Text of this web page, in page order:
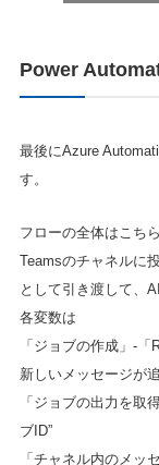
Power
最後にAzure
す。
フローの全体はこち
Teamsのチャネルに
として引き渡して、
各変数は
「ジョブの作成」-
新しいメッセージが
「ジョブの出力を取
ブID”
「チャネル内のメッ